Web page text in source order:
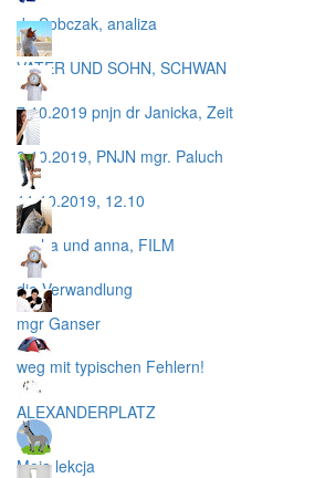
dr. Sobczak, analiza
VATER UND SOHN, SCHWAN
7.10.2019 pnjn dr Janicka, Zeit
9.10.2019, PNJN mgr. Paluch
11.10.2019, 12.10
sasha und anna, FILM
die Verwandlung
mgr Ganser
weg mit typischen Fehlern!
ALEXANDERPLATZ
Moja lekcja